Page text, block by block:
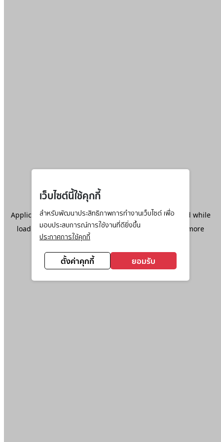
เว็บไซต์นี้ใช้คุกกี้
สำหรับพัฒนาประสิทธิภาพการทำงานเว็บไซต์ เพื่อ
มอบประสบการณ์การใช้งานที่ดียิ่งขึ้น
ประกาศการใช้คุกกี้
ตั้งค่าคุกกี้ ยอมรับ
Application error: aclient-side exception has occurred while
loadingwww.ktc.co.th(see the browser console
for more
information).